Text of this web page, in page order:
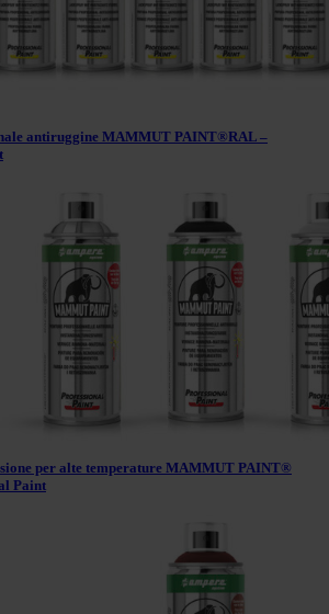
antiruggine MAMMUT PAINT®RAL –
per alte temperature MAMMUT PAINT®
Paint